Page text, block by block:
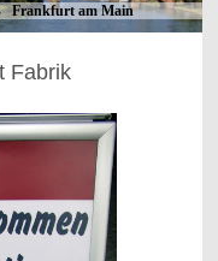
Frankfurt am Main
Fabrik